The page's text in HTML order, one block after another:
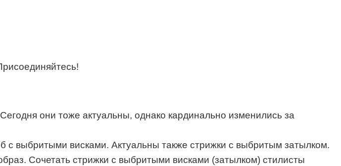
они тоже актуальны, однако кардинально изменились за
с выбритыми висками. Актуальны также стрижки с выбритым затылком.
Сочетать стрижки с выбритыми висками (затылком) стилисты